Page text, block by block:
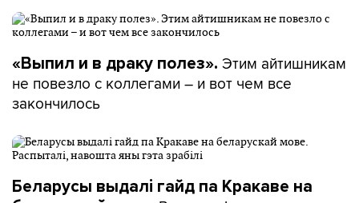
«Выпил и в драку полез». Этим айтишникам
не повезло с коллегами – и вот чем все
закончилось
Беларусы выдалі гайд па Кракаве на